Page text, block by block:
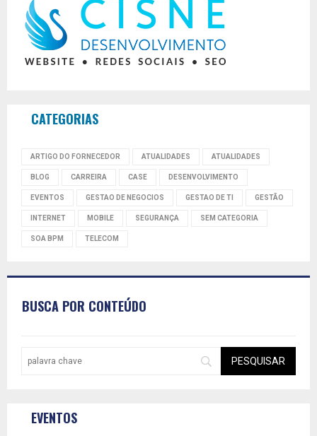
CATEGORIAS
ARTIGO DO FORNECEDOR ATUALIDADES ATUALIDADES
BLOG CARREIRA CASE DESENVOLVIMENTO
EVENTOS GESTAO DE NEGOCIOS GESTAO DE TI GESTÃO
INTERNET MOBILE SEGURANÇA SEM CATEGORIA
SOA BPM TELECOM
BUSCA POR CONTEÚDO
EVENTOS